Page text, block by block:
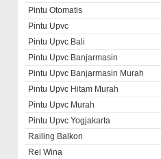
Pintu Otomatis
Pintu Upvc
Pintu Upvc Bali
Pintu Upvc Banjarmasin
Pintu Upvc Banjarmasin Murah
Pintu Upvc Hitam Murah
Pintu Upvc Murah
Pintu Upvc Yogjakarta
Railing Balkon
Rel Wina